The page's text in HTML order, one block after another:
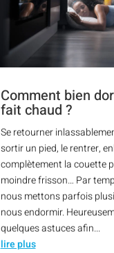
Comment bien
fait chaud ?
Se retourner
sortir un pied, le rentrer,
complètement la couette
moindre frisson… Par
nous mettons parfois
nous endormir.
quelques astuces afin...
lire plus